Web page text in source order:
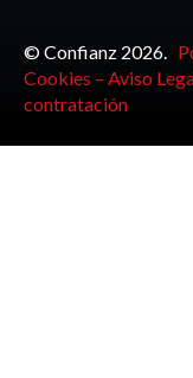
© Confianz 2026.
Cookies – Aviso
contratación